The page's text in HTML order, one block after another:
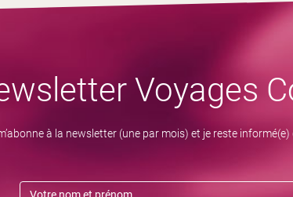
Voyages
à la newsletter (une par mois) et je reste